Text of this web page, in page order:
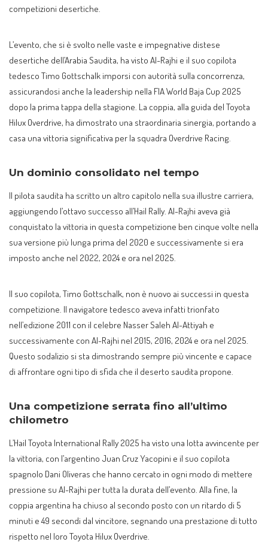
competizioni desertiche.
L’evento, che si è svolto nelle vaste e impegnative distese
desertiche dell’Arabia Saudita, ha visto Al-Rajhi e il suo copilota
tedesco Timo Gottschalk imporsi con autorità sulla concorrenza,
assicurandosi anche la leadership nella FIA World Baja Cup 2025
dopo la prima tappa della stagione. La coppia, alla guida del Toyota
Hilux Overdrive, ha dimostrato una straordinaria sinergia, portando a
casa una vittoria significativa per la squadra Overdrive Racing.
Un dominio consolidato nel tempo
Il pilota saudita ha scritto un altro capitolo nella sua illustre carriera,
aggiungendo l’ottavo successo all’Hail Rally. Al-Rajhi aveva già
conquistato la vittoria in questa competizione ben cinque volte nella
sua versione più lunga prima del 2020 e successivamente si era
imposto anche nel 2022, 2024 e ora nel 2025.
Il suo copilota, Timo Gottschalk, non è nuovo ai successi in questa
competizione. Il navigatore tedesco aveva infatti trionfato
nell’edizione 2011 con il celebre Nasser Saleh Al-Attiyah e
successivamente con Al-Rajhi nel 2015, 2016, 2024 e ora nel 2025.
Questo sodalizio si sta dimostrando sempre più vincente e capace
di affrontare ogni tipo di sfida che il deserto saudita propone.
Una competizione serrata fino all’ultimo
chilometro
L’Hail Toyota International Rally 2025 ha visto una lotta avvincente per
la vittoria, con l’argentino Juan Cruz Yacopini e il suo copilota
spagnolo Dani Oliveras che hanno cercato in ogni modo di mettere
pressione su Al-Rajhi per tutta la durata dell’evento. Alla fine, la
coppia argentina ha chiuso al secondo posto con un ritardo di 5
minuti e 49 secondi dal vincitore, segnando una prestazione di tutto
rispetto nel loro Toyota Hilux Overdrive.